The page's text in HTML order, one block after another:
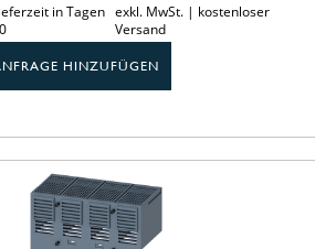
in Tagen exkl. MwSt. | kostenloser
Versand
HINZUFÜGEN